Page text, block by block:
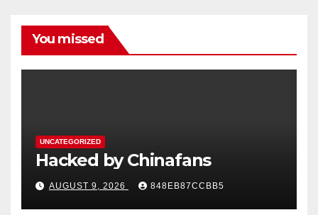
You missed
UNCATEGORIZED
Hacked by Chinafans
AUGUST 9, 2026 848EB87CCBB5